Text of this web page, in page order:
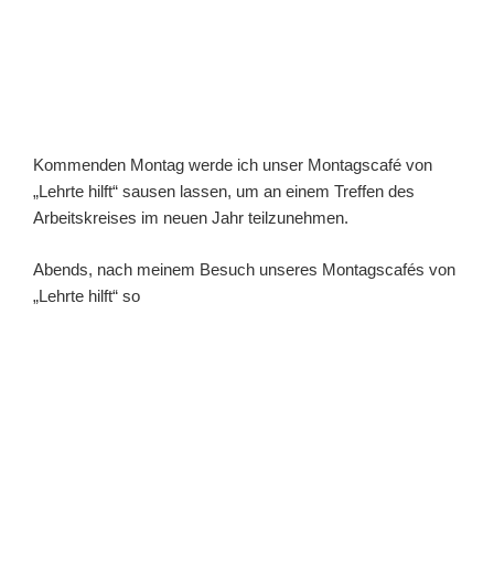
Kommenden Montag werde ich unser Montagscafé von
„Lehrte hilft“ sausen lassen, um an einem Treffen des
Arbeitskreises im neuen Jahr teilzunehmen.
Abends, nach meinem Besuch unseres Montagscafés von
„Lehrte hilft“ so